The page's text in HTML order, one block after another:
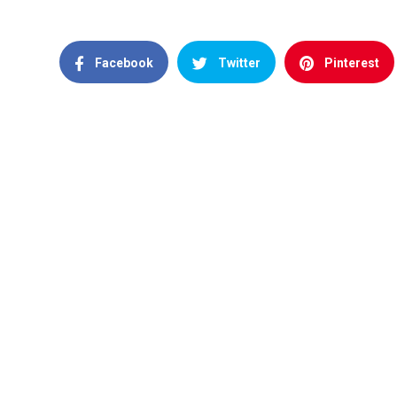
Facebook Twitter Pinterest